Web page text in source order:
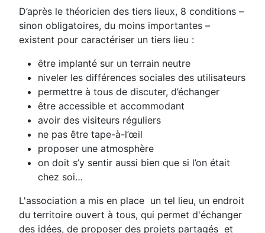
D’après le théoricien des tiers lieux, 8 conditions –
sinon obligatoires, du moins importantes –
existent pour caractériser un tiers lieu :
être implanté sur un terrain neutre
niveler les différences sociales des utilisateurs
permettre à tous de discuter, d’échanger
être accessible et accommodant
avoir des visiteurs réguliers
ne pas être tape-à-l’œil
proposer une atmosphère
on doit s’y sentir aussi bien que si l’on était
chez soi…
L'association a mis en place un tel lieu, un endroit
du territoire ouvert à tous, qui permet d'échanger
des idées, de proposer des projets partagés et